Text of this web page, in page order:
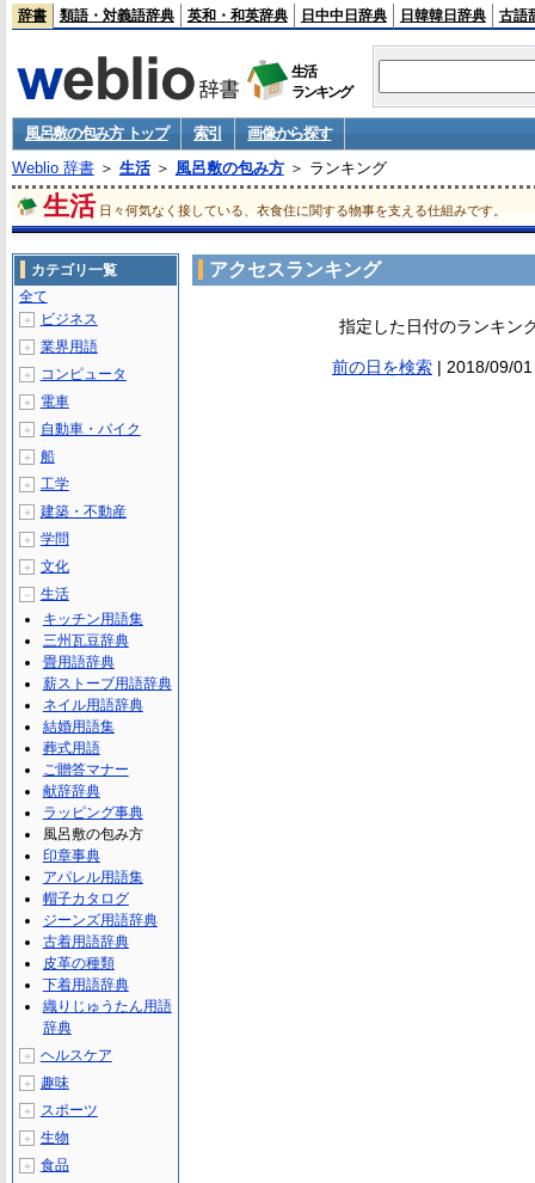
辞書 類語・対義語辞典 英和・和英辞典 日中中日辞典 日韓韓日辞典 古語
生活
ランキング
風呂敷の包み方 トップ 索引
画像から探す
Weblio 辞書＞ 生活＞ 風呂敷の包み方＞ ランキング
生活 日々何気なく接している、衣食住に関する物事を支える仕組みです。
アクセスランキング
指定した日付のランキン
前の日を検索| 2018/09/01
カテゴリ一覧
全て
＋ ビジネス
＋ 業界用語
＋ コンピュータ
＋ 電車
＋ 自動車・バイク
＋ 船
＋ 工学
＋ 建築・不動産
＋ 学問
＋ 文化
－
生活
キッチン用語集
三州瓦豆辞典
畳用語辞典
薪ストーブ用語辞典
ネイル用語辞典
結婚用語集
葬式用語
ご贈答マナー
献辞辞典
ラッピング事典
風呂敷の包み方
印章事典
アパレル用語集
帽子カタログ
ジーンズ用語辞典
古着用語辞典
皮革の種類
下着用語辞典
織りじゅうたん用語
辞典
＋ ヘルスケア
＋ 趣味
＋ スポーツ
＋ 生物
＋ 食品